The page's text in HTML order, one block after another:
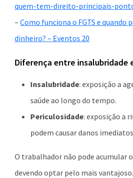
quem-tem-direito-principais-
– Como funciona o FGTS e quando
dinheiro? – Eventos 20
Diferença entre insalubridade
Insalubridade: exposição a
saúde ao longo do tempo.
Periculosidade: exposição a
podem causar danos
O trabalhador não pode acumular
devendo optar pelo mais vantajoso.